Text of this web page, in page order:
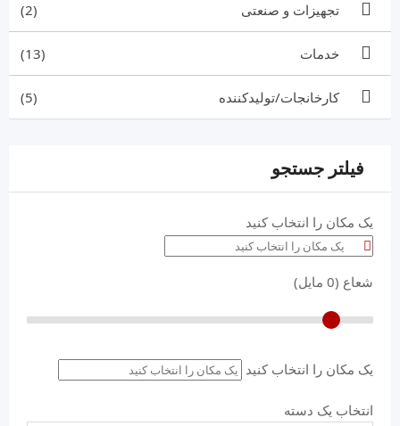
تجهیزات و صنعتی (2)
خدمات (13)
کارخانجات/تولیدکننده (5)
فیلتر جستجو
یک مکان را انتخاب کنید
شعاع (0 مایل)
یک مکان را انتخاب کنید
انتخاب یک دسته